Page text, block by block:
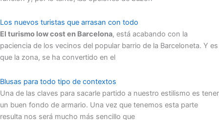
Los nuevos turistas que arrasan con todo
El turismo low cost en Barcelona, está acabando con la
paciencia de los vecinos del popular barrio de la Barceloneta. Y es
que la zona, se ha convertido en el
Blusas para todo tipo de contextos
Una de las claves para sacarle partido a nuestro estilismo es tener
un buen fondo de armario. Una vez que tenemos esta parte
resulta nos será mucho más sencillo que